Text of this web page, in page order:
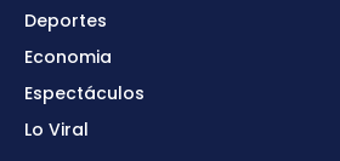
Deportes
Economia
Espectáculos
Lo Viral